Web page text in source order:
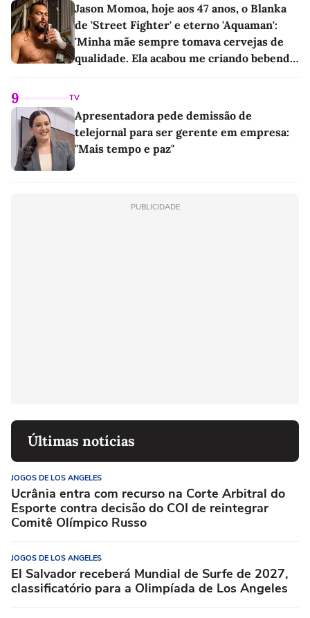
Jason Momoa, hoje aos 47 anos, o Blanka
de 'Street Fighter' e eterno 'Aquaman':
'Minha mãe sempre tomava cervejas de
qualidade. Ela acabou me criando bebendo
9 TV
Apresentadora pede demissão de
telejornal para ser gerente em empresa:
"Mais tempo e paz"
PUBLICIDADE
Últimas notícias
JOGOS DE LOS ANGELES
Ucrânia entra com recurso na Corte Arbitral do
Esporte contra decisão do COI de reintegrar
Comitê Olímpico Russo
JOGOS DE LOS ANGELES
El Salvador receberá Mundial de Surfe de 2027,
classificatório para a Olimpíada de Los Angeles